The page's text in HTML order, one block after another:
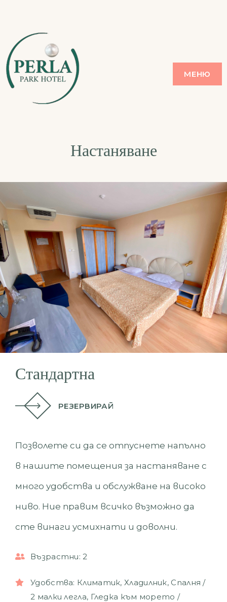
МЕНЮ
Настаняване
Стандартна
РЕЗЕРВИРАЙ
Позволете си да се отпуснете напълно
в нашите помещения за настаняване с
много удобства и обслужване на високо
ниво. Ние правим всичко възможно да
сте винаги усмихнати и доволни.
Възрастни: 2
Удобства: Климатик, Хладилник, Спалня /
2 малки легла, Гледка към морето /